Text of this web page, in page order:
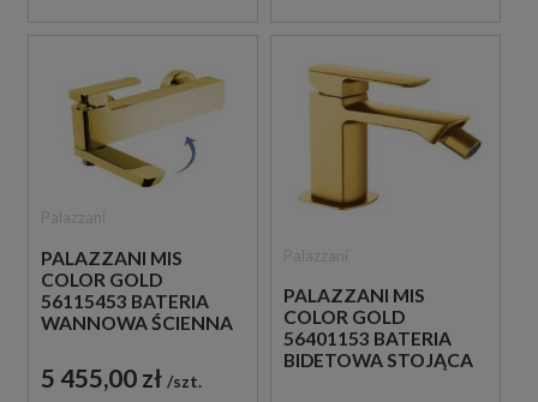
PALAZZANI MIS
COLOR GOLD
56115453 BATERIA
WANNOWA ŚCIENNA
ZŁOTA
5 455,00 zł szt.
PALAZZANI MIS
COLOR GOLD
56401153 BATERIA
BIDETOWA STOJĄCA